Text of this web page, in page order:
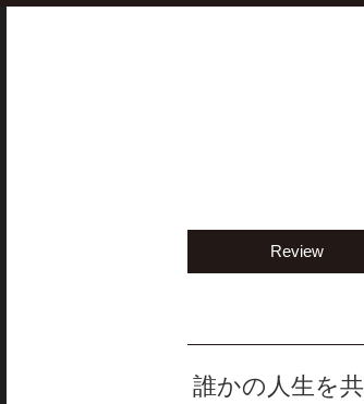
Review
誰かの人生を